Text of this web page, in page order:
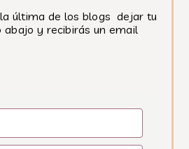
última de los blogs dejar tu
y recibirás un email